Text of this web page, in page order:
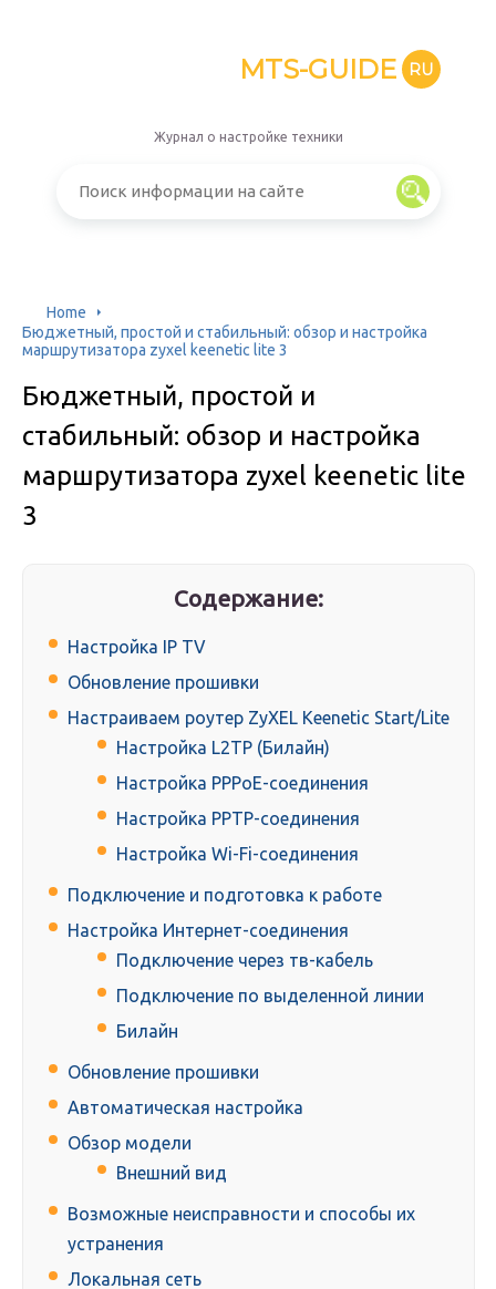
MTS-GUIDE RU
Журнал о настройке техники
Home
Бюджетный, простой и стабильный: обзор и настройка
маршрутизатора zyxel keenetic lite 3
Бюджетный, простой и
стабильный: обзор и настройка
маршрутизатора zyxel keenetic lite
3
Содержание:
Настройка IP TV
Обновление прошивки
Настраиваем роутер ZyXEL Keenetic Start/Lite
Настройка L2TP (Билайн)
Настройка PPPoE-соединения
Настройка PPTP-соединения
Настройка Wi-Fi-соединения
Подключение и подготовка к работе
Настройка Интернет-соединения
Подключение через тв-кабель
Подключение по выделенной линии
Билайн
Обновление прошивки
Автоматическая настройка
Обзор модели
Внешний вид
Возможные неисправности и способы их
устранения
Локальная сеть